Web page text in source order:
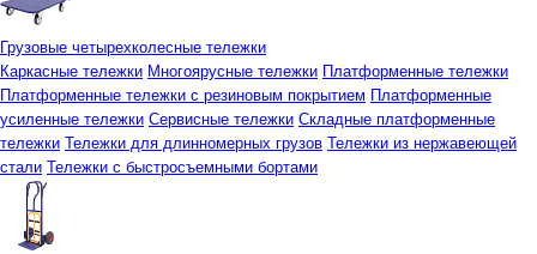
Грузовые четырехколесные тележки
Каркасные тележки Многоярусные тележки Платформенные тележки
Платформенные тележки с резиновым покрытием Платформенные
усиленные тележки Сервисные тележки Складные платформенные
тележки Тележки для длинномерных грузов Тележки из нержавеющей
стали Тележки с быстросъемными бортами